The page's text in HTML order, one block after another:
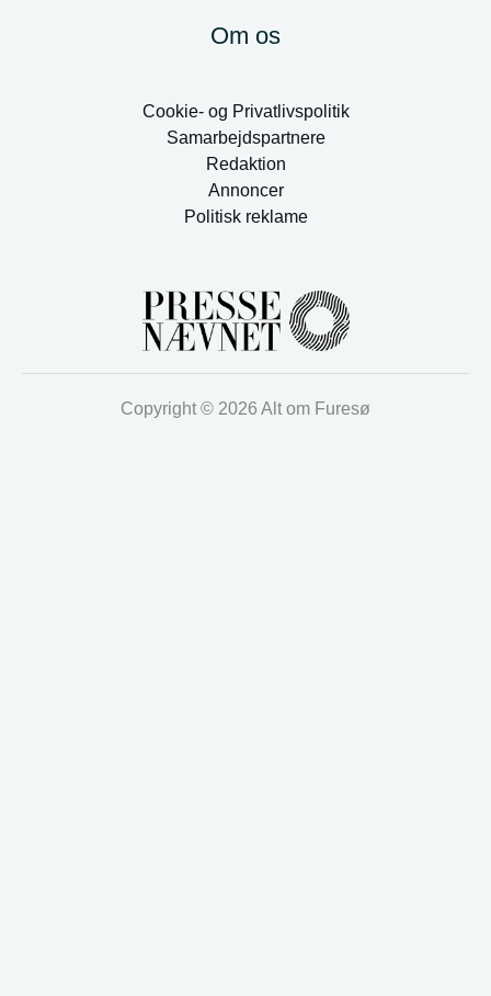
Om os
Cookie- og Privatlivspolitik
Samarbejdspartnere
Redaktion
Annoncer
Politisk reklame
Copyright © 2026 Alt om Furesø